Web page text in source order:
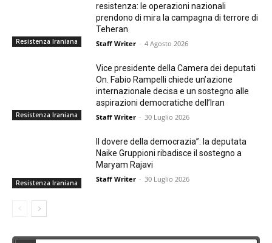
Resistenza Iraniana
resistenza: le operazioni nazionali
prendono di mira la campagna di terrore di
Teheran
Staff Writer - 4 Agosto 2026
Resistenza Iraniana
Vice presidente della Camera dei deputati
On. Fabio Rampelli chiede un’azione
internazionale decisa e un sostegno alle
aspirazioni democratiche dell’Iran
Staff Writer - 30 Luglio 2026
Resistenza Iraniana
Il dovere della democrazia”: la deputata
Naike Gruppioni ribadisce il sostegno a
Maryam Rajavi
Staff Writer - 30 Luglio 2026